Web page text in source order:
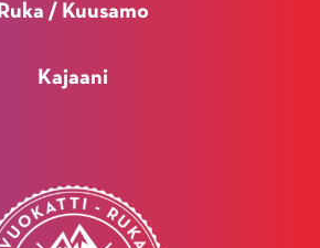
Ruka / Kuusamo
Kajaani